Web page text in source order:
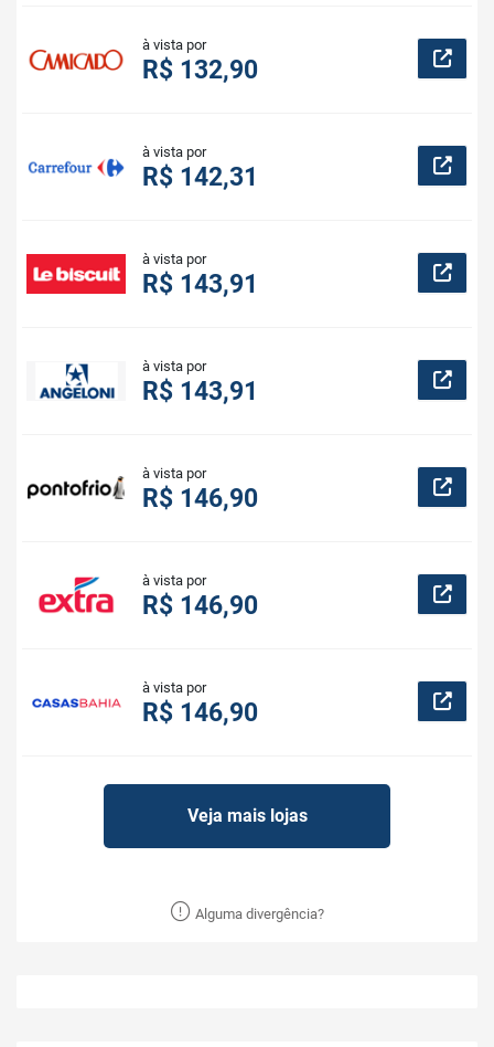
à vista por
R$ 132,90
à vista por
R$ 142,31
à vista por
R$ 143,91
à vista por
R$ 143,91
à vista por
R$ 146,90
à vista por
R$ 146,90
à vista por
R$ 146,90
Veja mais lojas
Alguma divergência?